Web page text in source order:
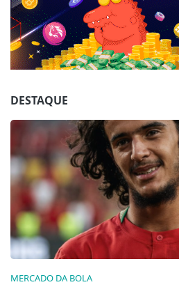
Jogue com responsabilidade. 18+
DESTAQUE
MERCADO DA BOLA